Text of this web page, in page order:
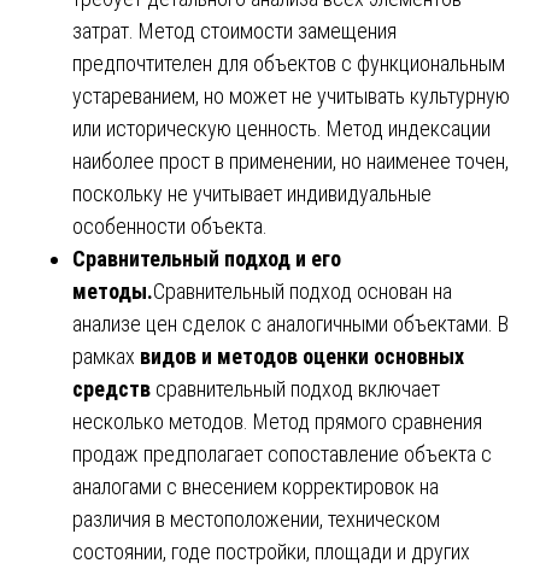
затрат. Метод стоимости замещения
предпочтителен для объектов с функциональным
устареванием, но может не учитывать культурную
или историческую ценность. Метод индексации
наиболее прост в применении, но наименее точен,
поскольку не учитывает индивидуальные
особенности объекта.
Сравнительный подход и его
методы.Сравнительный подход основан на
анализе цен сделок с аналогичными объектами. В
рамках видов и методов оценки основных
средств сравнительный подход включает
несколько методов. Метод прямого сравнения
продаж предполагает сопоставление объекта с
аналогами с внесением корректировок на
различия в местоположении, техническом
состоянии, годе постройки, площади и других